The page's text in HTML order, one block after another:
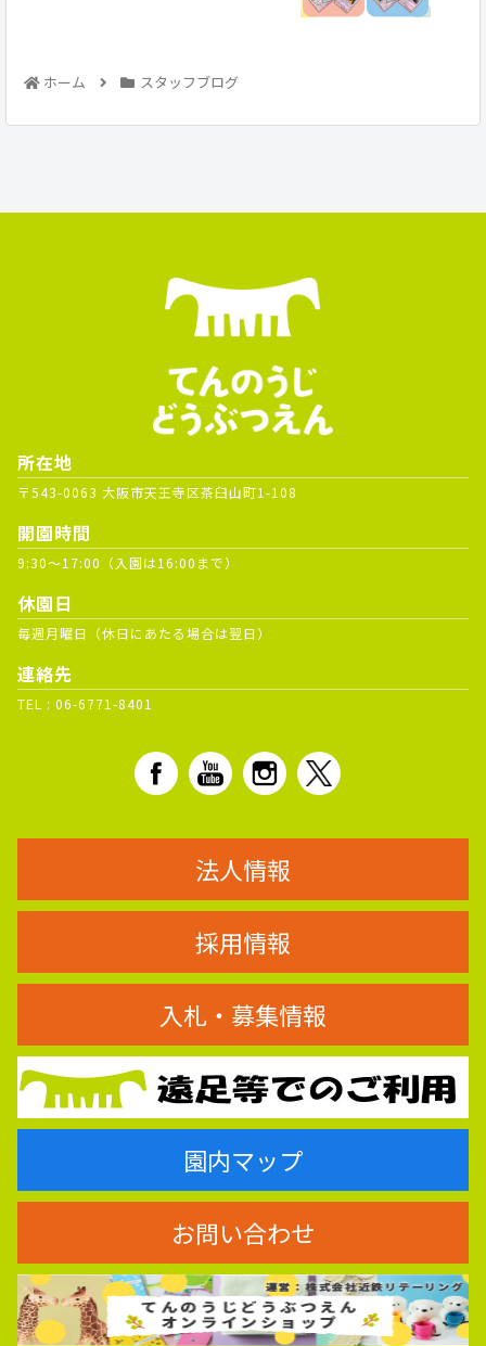
ホーム スタッフブログ
所在地
〒543-0063 大阪市天王寺区茶臼山町1-108
開園時間
9:30～17:00（入園は16:00まで）
休園日
毎週月曜日（休日にあたる場合は翌日）
連絡先
TEL : 06-6771-8401
法人情報
採用情報
入札・募集情報
園内マップ
お問い合わせ